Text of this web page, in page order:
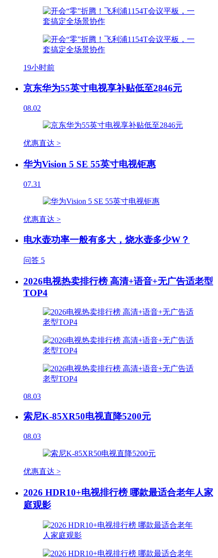
19小时前
京东华为55英寸电视享补贴低至2846元
08.02
优惠直达 >
华为Vision 5 SE 55英寸电视钜惠
07.31
优惠直达 >
电水壶功率一般有多大，烧水壶多少W？
问答 5
2026电视热卖排行榜 高清+语音+无广告适老型
TOP4
08.03
索尼K-85XR50电视直降5200元
08.03
优惠直达 >
2026 HDR10+电视排行榜 哪款最适合老年人家
庭观影